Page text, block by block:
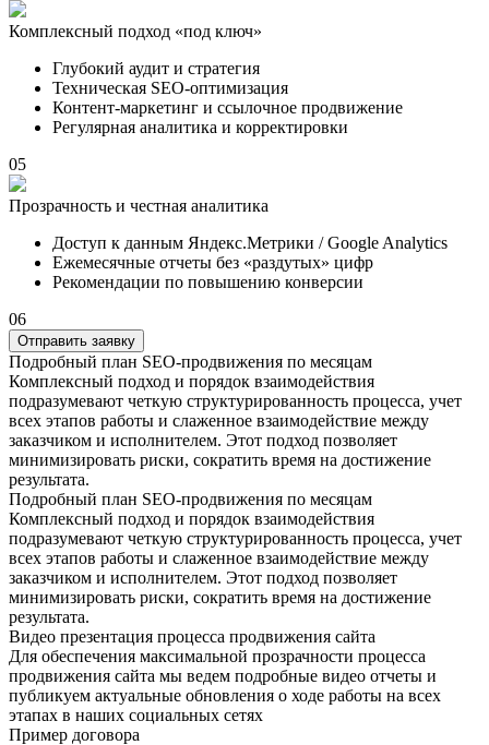
Комплексный подход «под ключ»
Глубокий аудит и стратегия
Техническая SEO-оптимизация
Контент-маркетинг и ссылочное продвижение
Регулярная аналитика и корректировки
05
Прозрачность и честная аналитика
Доступ к данным Яндекс.Метрики / Google Analytics
Ежемесячные отчеты без «раздутых» цифр
Рекомендации по повышению конверсии
06
Отправить заявку
Подробный план SEO-продвижения по месяцам
Комплексный подход и порядок взаимодействия
подразумевают четкую структурированность процесса, учет
всех этапов работы и слаженное взаимодействие между
заказчиком и исполнителем. Этот подход позволяет
минимизировать риски, сократить время на достижение
результата.
Подробный план SEO-продвижения по месяцам
Комплексный подход и порядок взаимодействия
подразумевают четкую структурированность процесса, учет
всех этапов работы и слаженное взаимодействие между
заказчиком и исполнителем. Этот подход позволяет
минимизировать риски, сократить время на достижение
результата.
Видео презентация процесса продвижения сайта
Для обеспечения максимальной прозрачности процесса
продвижения сайта мы ведем подробные видео отчеты и
публикуем актуальные обновления о ходе работы на всех
этапах в наших социальных сетях
Пример договора